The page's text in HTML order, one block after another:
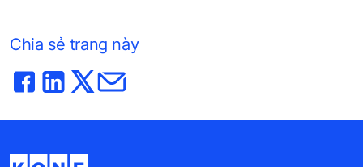
Chia sẻ trang này